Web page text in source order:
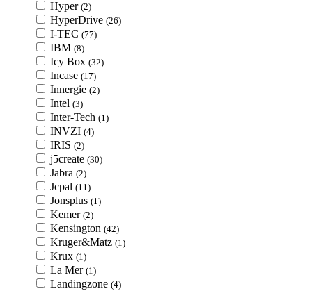
Hyper (2)
HyperDrive (26)
I-TEC (77)
IBM (8)
Icy Box (32)
Incase (17)
Innergie (2)
Intel (3)
Inter-Tech (1)
INVZI (4)
IRIS (2)
j5create (30)
Jabra (2)
Jcpal (11)
Jonsplus (1)
Kemer (2)
Kensington (42)
Kruger&Matz (1)
Krux (1)
La Mer (1)
Landingzone (4)